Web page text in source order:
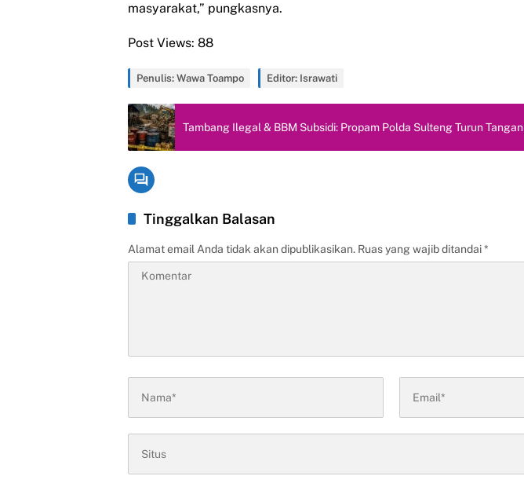
masyarakat,” pungkasnya.
Post Views: 88
Penulis: Wawa Toampo Editor: Israwati
Tambang Ilegal & BBM Subsidi: Propam Polda Sulteng Turun Tangan
Tinggalkan Balasan
Alamat email Anda tidak akan dipublikasikan. Ruas yang wajib ditandai*